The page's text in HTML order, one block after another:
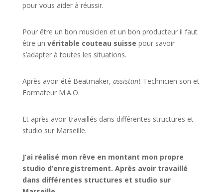
pour vous aider à réussir.
Pour être un bon musicien et un bon producteur il faut
être un véritable couteau suisse pour savoir
s’adapter à toutes les situations.
Après avoir été Beatmaker, assistant Technicien son et
Formateur M.A.O.
Et après avoir travaillés dans différentes structures et
studio sur Marseille.
J’ai réalisé mon rêve en montant mon propre
studio d’enregistrement. Après avoir travaillé
dans différentes structures et studio sur